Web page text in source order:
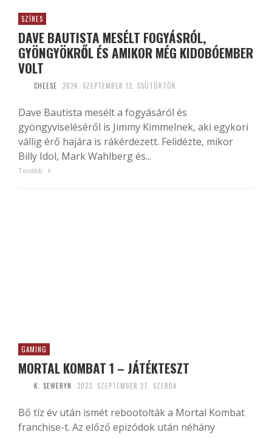
SZÍNES
DAVE BAUTISTA MESÉLT FOGYÁSRÓL,
GYÖNGYÖKRŐL ÉS AMIKOR MÉG KIDOBÓEMBER
VOLT
CHEESE 2024. SZEPTEMBER 12. CSÜTÖRTÖK
Dave Bautista mesélt a fogyásáról és
gyöngyviseléséről is Jimmy Kimmelnek, aki egykori
vállig érő hajára is rákérdezett. Felidézte, mikor
Billy Idol, Mark Wahlberg és...
Tovább
GAMING
MORTAL KOMBAT 1 – JÁTÉKTESZT
K. SEWERYN 2023. SZEPTEMBER 27. SZERDA
Bő tíz év után ismét rebootolták a Mortal Kombat
franchise-t. Az előző epizódok után néhány